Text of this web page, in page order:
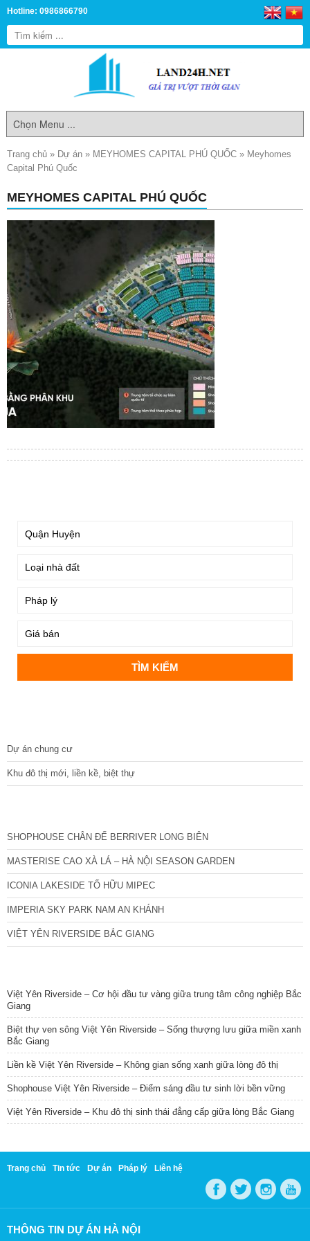
Hotline: 0986866790
Trang chủ » Dự án » MEYHOMES CAPITAL PHÚ QUỐC » Meyhomes
Capital Phú Quốc
MEYHOMES CAPITAL PHÚ QUỐC
Dự án chung cư
Khu đô thị mới, liền kề, biệt thự
SHOPHOUSE CHÂN ĐẾ BERRIVER LONG BIÊN
MASTERISE CAO XÀ LÁ – HÀ NỘI SEASON GARDEN
ICONIA LAKESIDE TỐ HỮU MIPEC
IMPERIA SKY PARK NAM AN KHÁNH
VIỆT YÊN RIVERSIDE BẮC GIANG
Việt Yên Riverside – Cơ hội đầu tư vàng giữa trung tâm công nghiệp Bắc
Giang
Biệt thự ven sông Việt Yên Riverside – Sống thượng lưu giữa miền xanh
Bắc Giang
Liền kề Việt Yên Riverside – Không gian sống xanh giữa lòng đô thị
Shophouse Việt Yên Riverside – Điểm sáng đầu tư sinh lời bền vững
Việt Yên Riverside – Khu đô thị sinh thái đẳng cấp giữa lòng Bắc Giang
Trang chủ Tin tức Dự án Pháp lý Liên hệ
THÔNG TIN DỰ ÁN HÀ NỘI